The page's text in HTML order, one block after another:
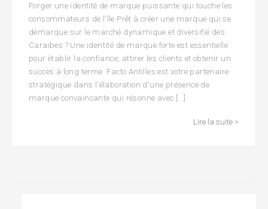
Forger une identité de marque puissante qui touche les
consommateurs de l'île Prêt à créer une marque qui se
démarque sur le marché dynamique et diversifié des
Caraïbes ? Une identité de marque forte est essentielle
pour établir la confiance, attirer les clients et obtenir un
succès à long terme. Facto Antilles est votre partenaire
stratégique dans l'élaboration d'une présence de
marque convaincante qui résonne avec [...]
Lire la suite >